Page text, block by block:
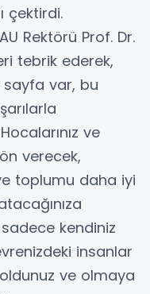
çektirdi.
Rektörü Prof. Dr.
tebrik ederek,
sayfa var, bu
ve
verecek,
toplumu daha iyi
kendiniz
insanlar
ve olmaya